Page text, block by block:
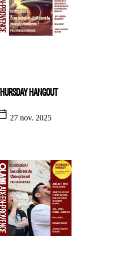
HANGOUT
27 nov. 2025